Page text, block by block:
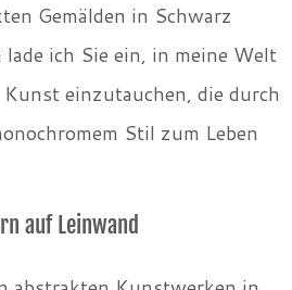
Gemälden in Schwarz
ich Sie ein, in meine Welt
einzutauchen, die durch
Stil zum Leben
auf Leinwand